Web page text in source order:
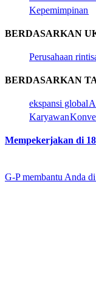
Kepemimpinan​​
BERDASARKAN
Perusahaan
BERDASARKAN
ekspansi global​​
Karyawan​​
Mempekerjakan di
G-P membantu Anda